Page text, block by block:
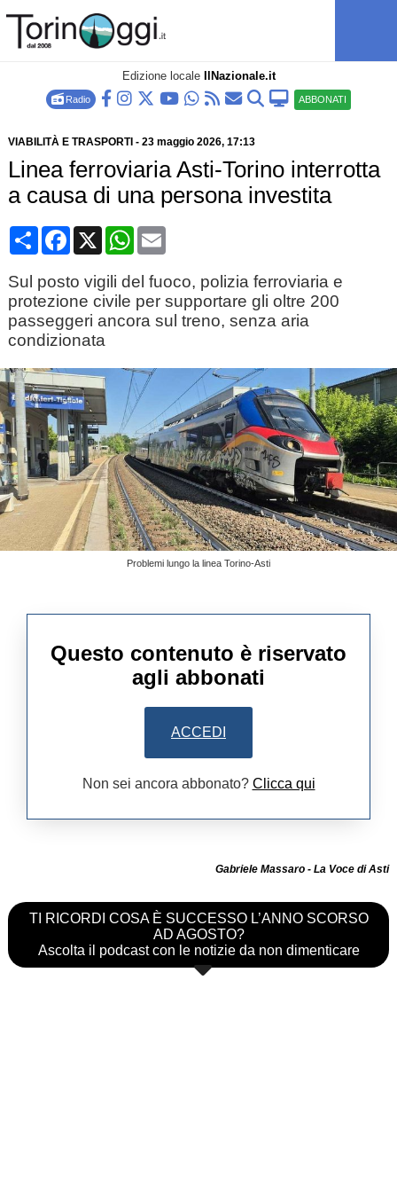
Edizione locale IlNazionale.it
Radio ABBONATI
VIABILITÀ E TRASPORTI - 23 maggio 2026, 17:13
Linea ferroviaria Asti-Torino interrotta
a causa di una persona investita
CondividiFacebook
X WhatsApp
Email
Sul posto vigili del fuoco, polizia ferroviaria e
protezione civile per supportare gli oltre 200
passeggeri ancora sul treno, senza aria
condizionata
Problemi lungo la linea Torino-Asti
Questo contenuto è riservato
agli abbonati
ACCEDI
Non sei ancora abbonato? Clicca qui
Gabriele Massaro - La Voce di Asti
TI RICORDI COSA È SUCCESSO L’ANNO SCORSO
AD AGOSTO?
Ascolta il podcast con le notizie da non dimenticare